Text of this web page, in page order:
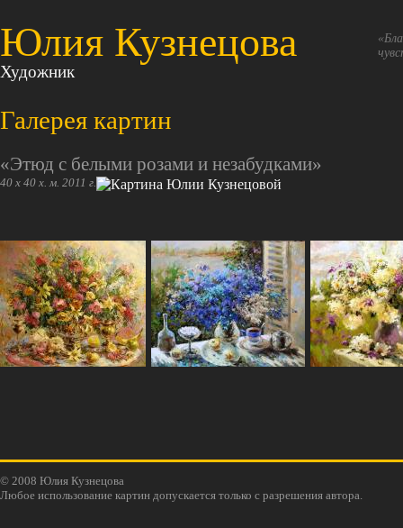
Юлия Кузнецова
Художник
Галерея картин
«Этюд с белыми розами и незабудками»
40 х 40 х. м. 2011 г.
© 2008 Юлия Кузнецова
Любое использование картин допускается только с разрешения автора.